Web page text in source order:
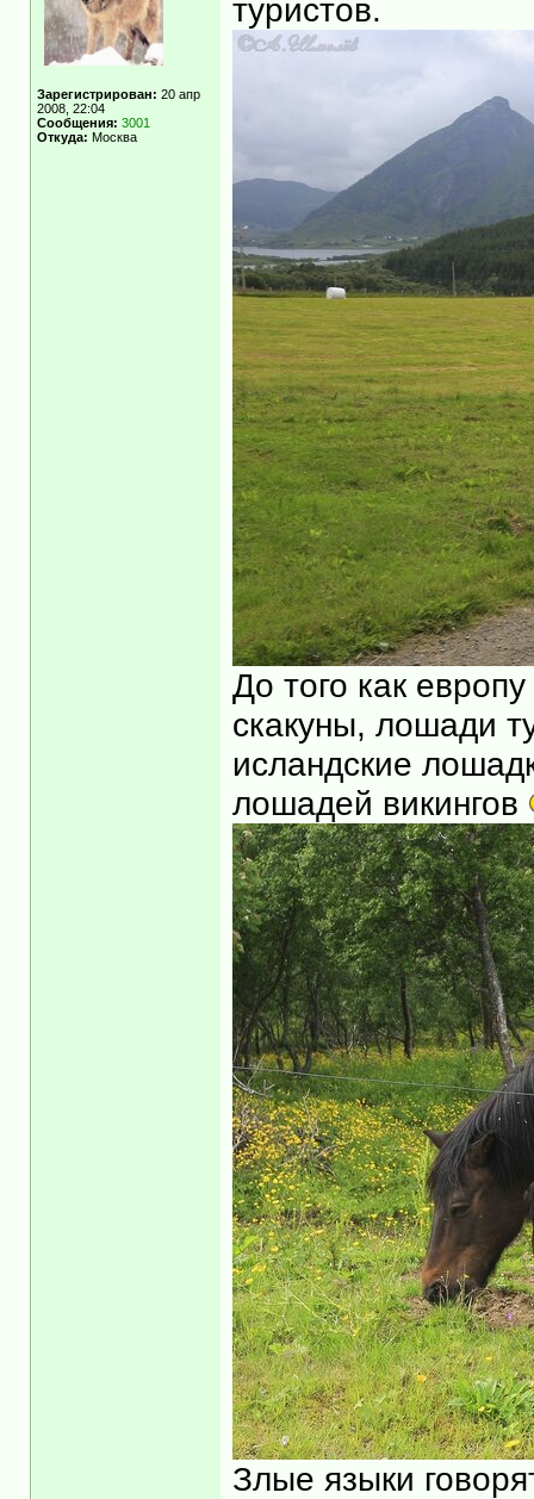
Зарегистрирован: 20 апр
2008, 22:04
Сообщения: 3001
Откуда: Москва
туристов.
До того как
скакуны, лошади
исландские
лошадей викингов
Злые языки